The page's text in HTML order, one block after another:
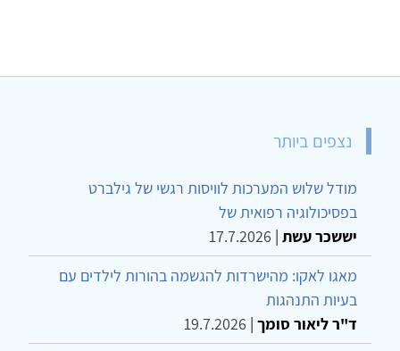
נצפים ביותר
מודל שלוש המערכות לוויסות רגשי של גילברט
בפסיכולוגיה רפואית של
יששכר עשת |
17.7.2026
מאגו לאקו: מהישרדות להגשמה בהורות לילדים עם
בעיות התנהגות
ד"ר ליאור סומך |
19.7.2026